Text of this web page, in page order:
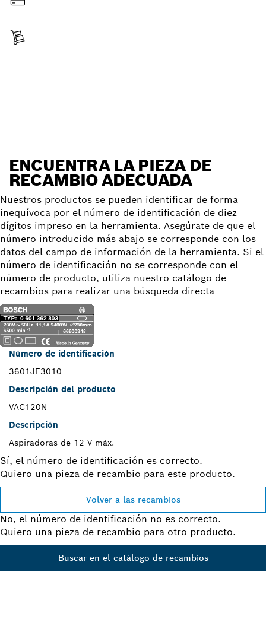
ENCUENTRA LA PIEZA DE
RECAMBIO ADECUADA
Nuestros productos se pueden identificar de forma
inequívoca por el número de identificación de diez
dígitos impreso en la herramienta. Asegúrate de que el
número introducido más abajo se corresponde con los
datos del campo de información de la herramienta. Si el
número de identificación no se corresponde con el
número de producto, utiliza nuestro catálogo de
recambios para realizar una búsqueda directa
Número de identificación
3601JE3010
Descripción del producto
VAC120N
Descripción
Aspiradoras de 12 V máx.
Sí, el número de identificación es correcto.
Quiero una pieza de recambio para este producto.
Volver a las recambios
No, el número de identificación no es correcto.
Quiero una pieza de recambio para otro producto.
Buscar en el catálogo de recambios